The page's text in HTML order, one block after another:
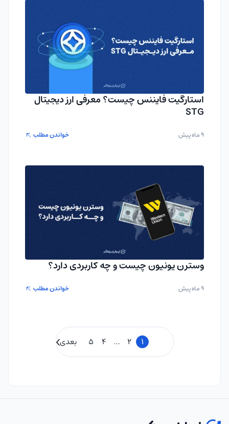
استارگیت فایننس چیست؟ معرفی ارز دیجیتال
STG
9 ماه پیش خواندن مطلب
وسترن یونیون چیست و چه کاربردی دارد؟
9 ماه پیش خواندن مطلب
1
2
…
4
5 بعدی